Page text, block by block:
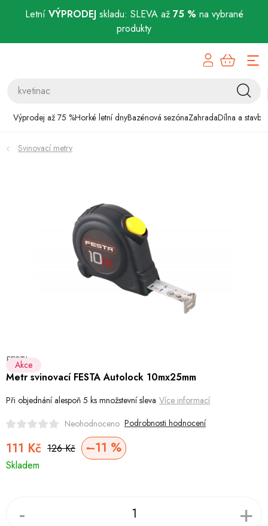
Letní VÝPRODEJskladu: SLEVA až 75 % na vybrané
produkty
Výprodej až 75 %Horké letní dnyBazénová sezónaZahradaDílna a stavba
Bazénová sezóna
Zahrada
Chovatelské potřeby
Akční ceny
Půjčovna Kontaktuje nás
Obchodní podmínky
Vrácení a reklamace
Podmínky ochrany osobních údajů
Obchodní podmínky pro podnikatele
Svinovací metry
126 Kč –11 %
111 Kč
Měrná
Skladem
FESTA
Metr svinovací FESTA Autolock 10mx25mm
Při objednání alespoň 5 ks množstevní sleva Více informací
Akce
Neohodnoceno Podrobnosti hodnocení